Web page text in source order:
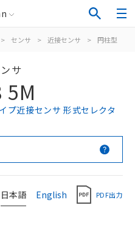
> センサ > 近接センサ > 円柱型
サ
5M
プ近接センサ 形式セレクタ
日本語 English PDF出力